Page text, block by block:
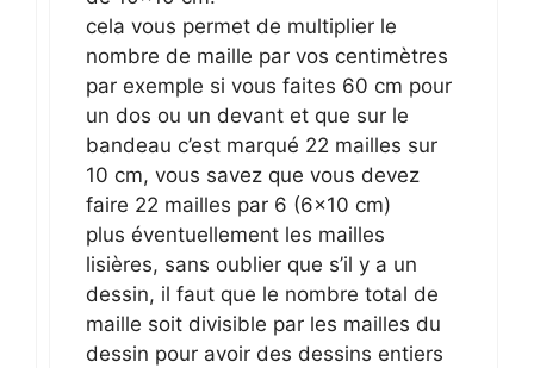
cela vous permet de multiplier le
nombre de maille par vos centimètres
par exemple si vous faites 60 cm pour
un dos ou un devant et que sur le
bandeau c’est marqué 22 mailles sur
10 cm, vous savez que vous devez
faire 22 mailles par 6 (6×10 cm)
plus éventuellement les mailles
lisières, sans oublier que s’il y a un
dessin, il faut que le nombre total de
maille soit divisible par les mailles du
dessin pour avoir des dessins entiers